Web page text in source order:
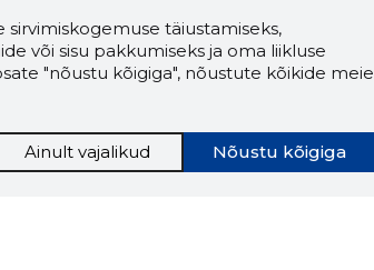
sirvimiskogemuse täiustamiseks,
või sisu pakkumiseks ja oma liikluse
"nõustu kõigiga", nõustute kõikide meie
Nõustu kõigiga
Ainult vajalikud